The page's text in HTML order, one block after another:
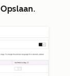
Opslaan.